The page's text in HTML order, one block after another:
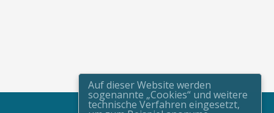
Auf dieser Website werden
sogenannte „Cookies“ und weitere
technische Verfahren eingesetzt,